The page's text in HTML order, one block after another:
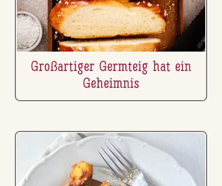
Gro­ß­ar­ti­ger Germteig hat ein
Geheimnis